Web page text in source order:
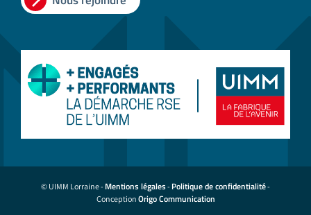
© UIMM Lorraine - Mentions légales- Politique de confidentialité-
Conception Origo Communication